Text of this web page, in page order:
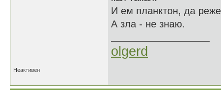
И ем планктон, да
А зла - не знаю.
olgerd
Неактивен